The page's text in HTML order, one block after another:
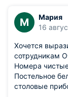
М
Мария
16
Хочется
сотрудникам
Номера
Постельное
столовые